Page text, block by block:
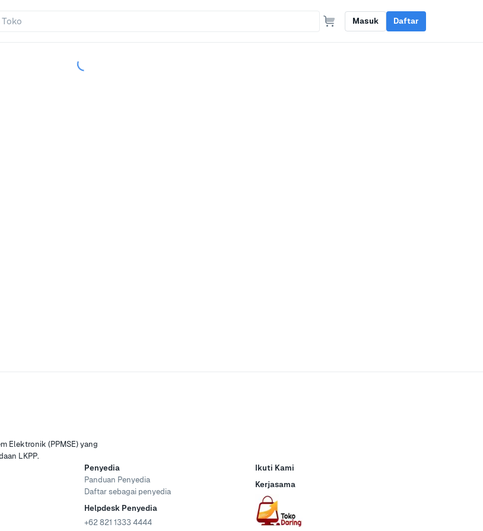
Masuk Daftar
Elektronik (PPMSE) yang
LKPP.
Penyedia
Panduan Penyedia
Daftar sebagai penyedia
Helpdesk Penyedia
+62 821 1333 4444
Ikuti Kami
Kerjasama